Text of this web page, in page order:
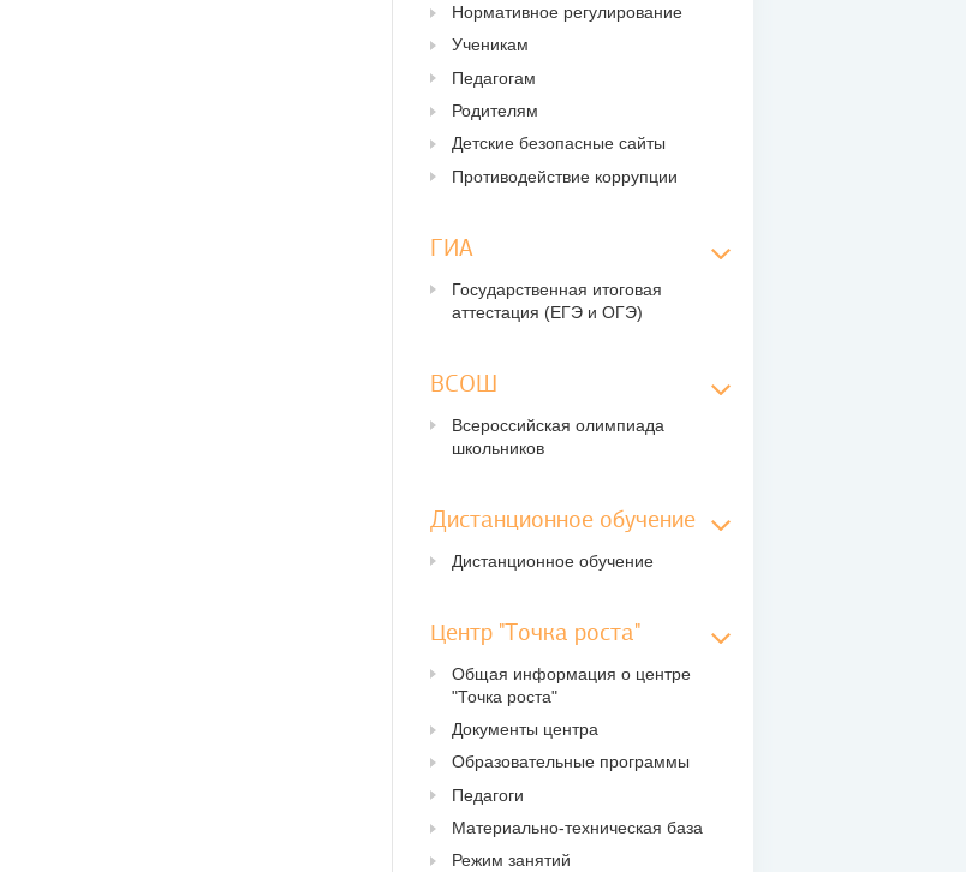
Нормативное регулирование
Ученикам
Педагогам
Родителям
Детские безопасные сайты
Противодействие коррупции
ГИА
Государственная итоговая
аттестация (ЕГЭ и ОГЭ)
ВСОШ
Всероссийская олимпиада
школьников
Дистанционное обучение
Дистанционное обучение
Центр "Точка роста"
Общая информация о центре
"Точка роста"
Документы центра
Образовательные программы
Педагоги
Материально-техническая база
Режим занятий